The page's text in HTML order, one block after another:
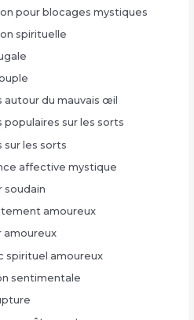
pour blocages mystiques
spirituelle
autour du mauvais œil
populaires sur les sorts
sur les sorts
affective mystique
soudain
amoureux
amoureux
spirituel amoureux
sentimentale